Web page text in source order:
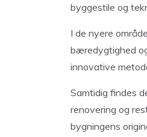
byggestile og
I de nyere
bæredygtighed
innovative
Samtidig findes
renovering og
bygningens